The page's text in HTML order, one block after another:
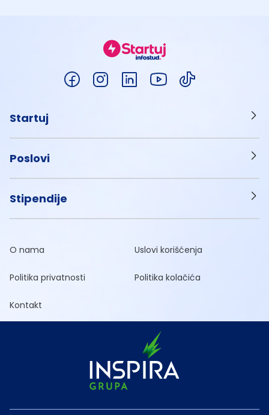
Startuj
Poslovi
Stipendije
O nama Uslovi korišćenja
Politika privatnosti Politika kolačića
Kontakt